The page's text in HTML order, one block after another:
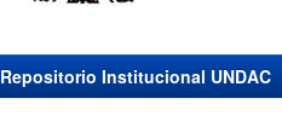
Repositorio Institucional UNDAC